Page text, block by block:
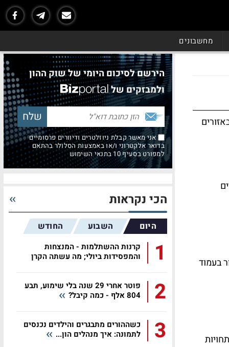
מחשבונים
בעמוד
הירשם לסיכום היומי של שוק ההון
ולמבזקים של
אני מאשר קבלת ניוזלטרים ודיוורים פרסומיים
בדואר אלקטרוני ו/או באמצעות הסלולר בהתאם
למפורט בסעיף 10 בתנאי השימוש
הכי נקראות
היום השבוע החודש
1
קרנות ההשתלמות - המנצחות
והמפסידות ביולי; מה עשתה הקרן
2
פוטר אחרי 29 שנה בלי שימוע, תבע
804 אלף - כמה קיבל?
3
כשההורים מתבגרים והילדים נכנסים
לתמונה: איך מנהלים הון...